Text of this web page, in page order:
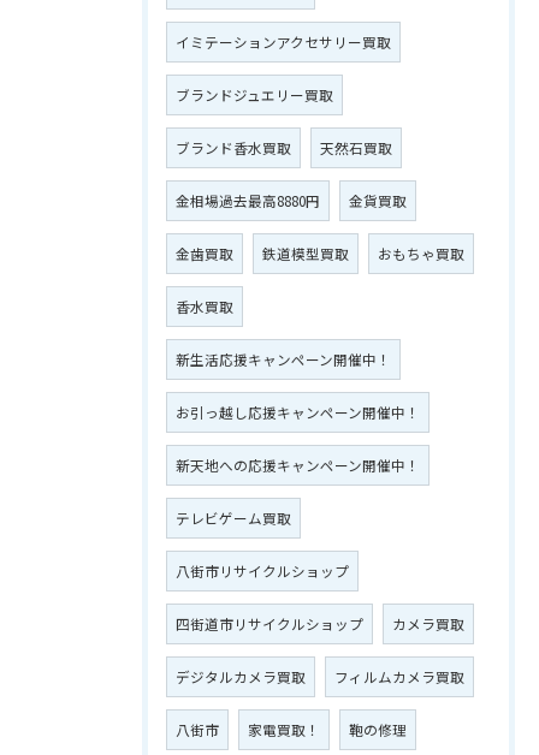
イミテーションアクセサリー買取
ブランドジュエリー買取
ブランド香水買取 天然石買取
金相場過去最高8880円 金貨買取
金歯買取 鉄道模型買取 おもちゃ買取
香水買取
新生活応援キャンペーン開催中！
お引っ越し応援キャンペーン開催中！
新天地への応援キャンペーン開催中！
テレビゲーム買取
八街市リサイクルショップ
四街道市リサイクルショップ カメラ買取
デジタルカメラ買取 フィルムカメラ買取
八街市 家電買取！ 鞄の修理